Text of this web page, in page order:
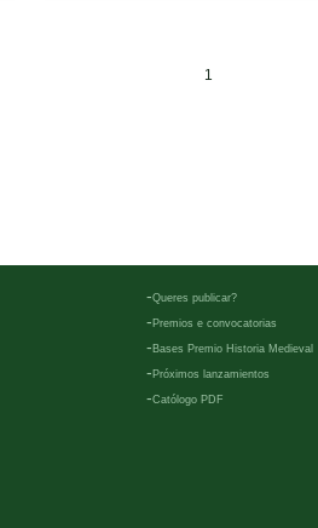
1
-Queres publicar?
- Premios e convocatorias
- Bases Premio Historia Medieval
- Próximos lanzamientos
-Católogo PDF